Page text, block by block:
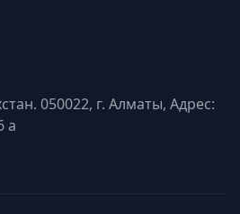
050022, г. Алматы, Адрес:
а